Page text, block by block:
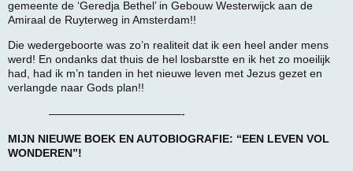
gemeente de ‘Geredja Bethel’ in Gebouw Westerwijck aan de
Amiraal de Ruyterweg in Amsterdam!!
Die wedergeboorte was zo’n realiteit dat ik een heel ander mens
werd! En ondanks dat thuis de hel losbarstte en ik het zo moeilijk
had, had ik m’n tanden in het nieuwe leven met Jezus gezet en
verlangde naar Gods plan!!
————————————-
MIJN NIEUWE BOEK EN AUTOBIOGRAFIE: “EEN LEVEN VOL
WONDEREN”!